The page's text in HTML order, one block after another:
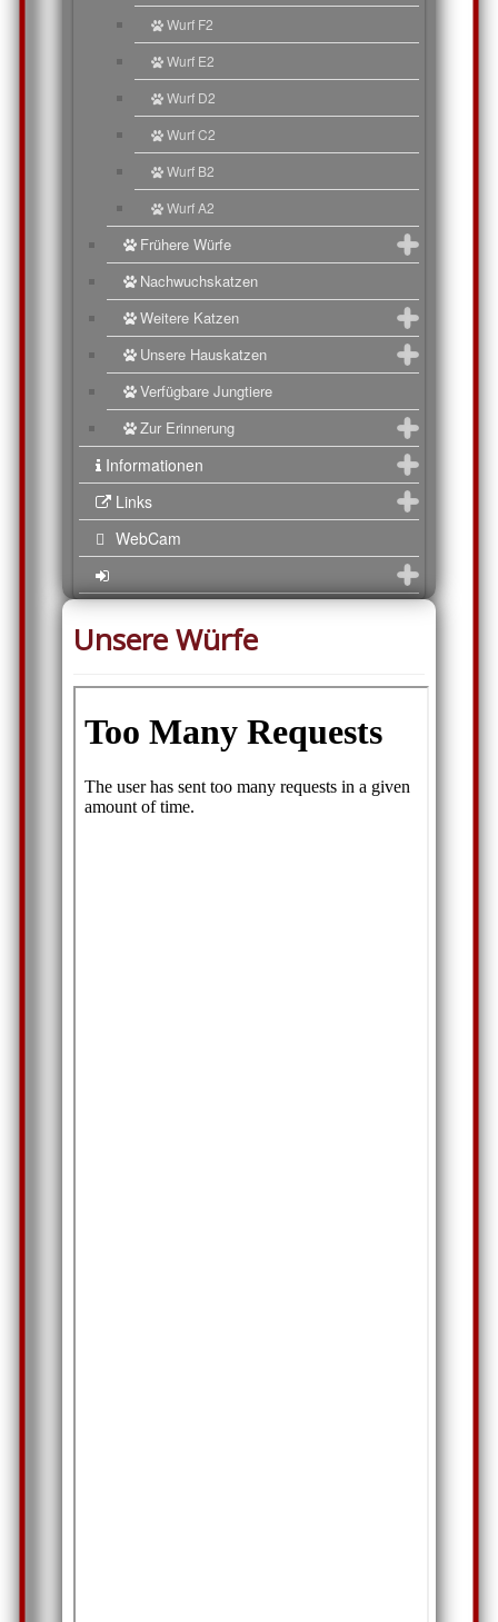
Wurf F2
Wurf E2
Wurf D2
Wurf C2
Wurf B2
Wurf A2
Frühere Würfe
Nachwuchskatzen
Weitere Katzen
Unsere Hauskatzen
Verfügbare Jungtiere
Zur Erinnerung
Informationen
Links
WebCam
Unsere Würfe